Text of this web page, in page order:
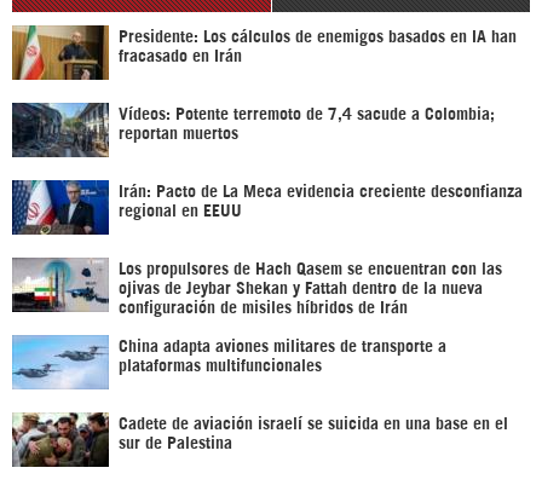
Presidente: Los cálculos de enemigos basados en IA han
fracasado en Irán
Vídeos: Potente terremoto de 7,4 sacude a Colombia;
reportan muertos
Irán: Pacto de La Meca evidencia creciente desconfianza
regional en EEUU
Los propulsores de Hach Qasem se encuentran con las
ojivas de Jeybar Shekan y Fattah dentro de la nueva
configuración de misiles híbridos de Irán
China adapta aviones militares de transporte a
plataformas multifuncionales
Cadete de aviación israelí se suicida en una base en el
sur de Palestina